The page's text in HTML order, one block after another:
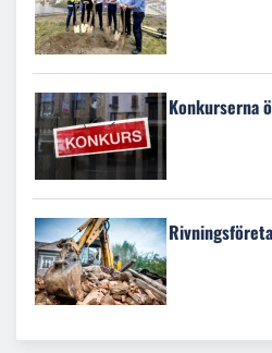
Konkurserna